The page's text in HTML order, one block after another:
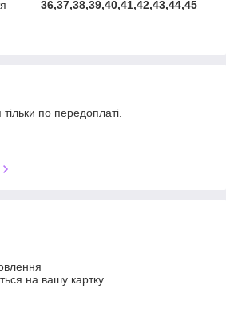
36,37,38,39,40,41,42,43,44,45
по передоплаті.
на вашу картку